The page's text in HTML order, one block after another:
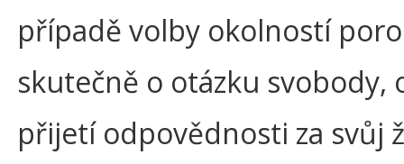
případě volby okolností
skutečně o otázku svobody,
přijetí odpovědnosti za svůj